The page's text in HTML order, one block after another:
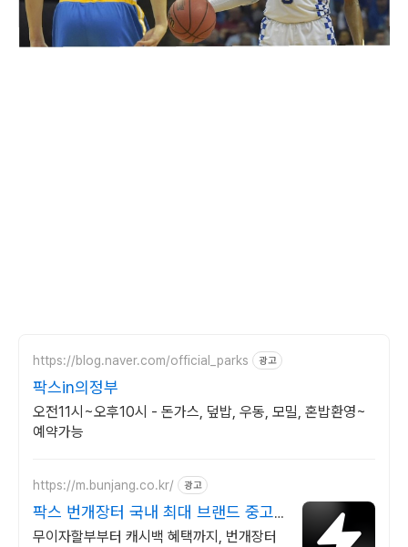
https://blog.naver.com/official_parks 광고
팍스in의정부
오전11시~오후10시 - 돈가스, 덮밥, 우동, 모밀, 혼밥환영~
예약가능
https://m.bunjang.co.kr/ 광고
팍스 번개장터 국내 최대 브랜드 중고
거래
무이자할부부터 캐시백 혜택까지, 번개장터